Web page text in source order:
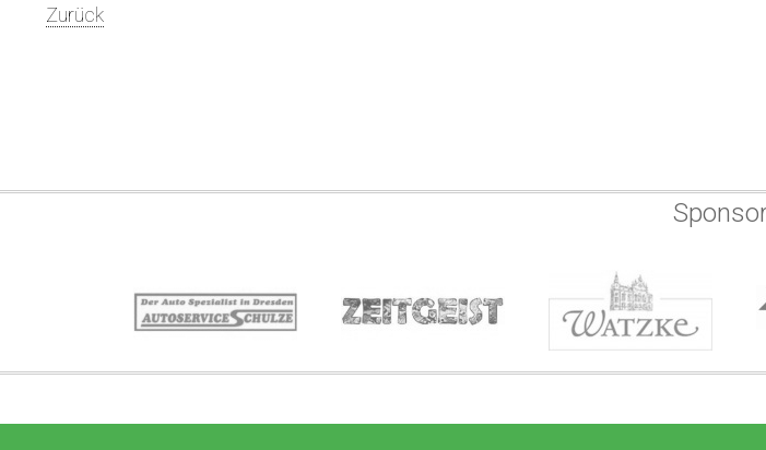
Zurück